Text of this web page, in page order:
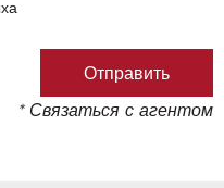
* Связаться с агентом